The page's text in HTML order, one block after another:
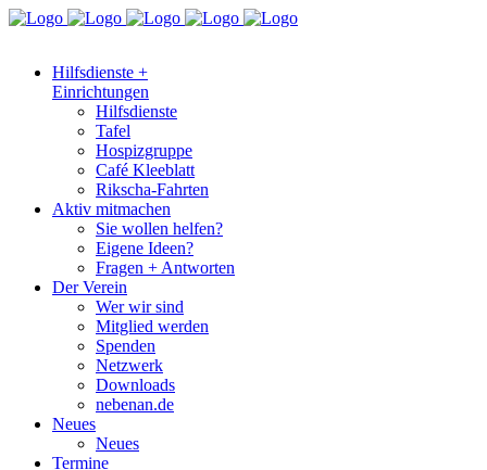
Hilfsdienste +
Einrichtungen
Hilfsdienste
Tafel
Hospizgruppe
Café Kleeblatt
Rikscha-Fahrten
Aktiv mitmachen
Sie wollen helfen?
Eigene Ideen?
Fragen + Antworten
Der Verein
Wer wir sind
Mitglied werden
Spenden
Netzwerk
Downloads
nebenan.de
Neues
Neues
Termine